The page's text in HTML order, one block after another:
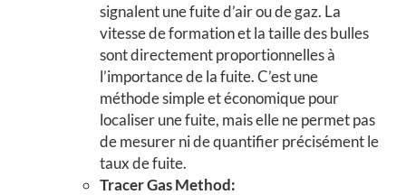
signalent une fuite d’air ou de gaz. La
vitesse de formation et la taille des bulles
sont directement proportionnelles à
l’importance de la fuite. C’est une
méthode simple et économique pour
localiser une fuite, mais elle ne permet pas
de mesurer ni de quantifier précisément le
taux de fuite.
Tracer Gas Method: